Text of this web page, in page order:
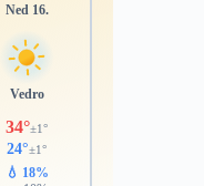
Ned 16.
Vedro
34°±1°
24°±1°
💧 18%